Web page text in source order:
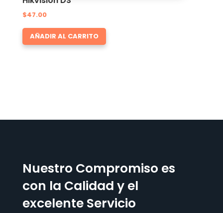
$47.00
AÑADIR AL CARRITO
Nuestro Compromiso es
con la Calidad y el
excelente Servicio